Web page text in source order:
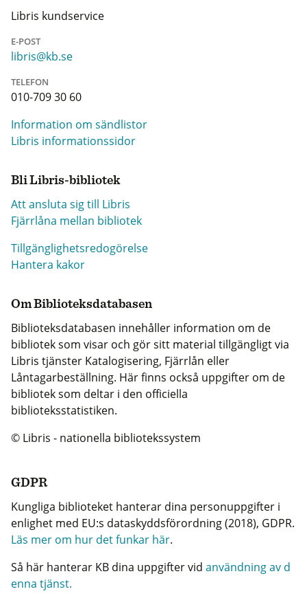
Libris kundservice
E-POST
libris@kb.se
TELEFON
010-709 30 60
Information om sändlistor
Libris informationssidor
Bli Libris-bibliotek
Att ansluta sig till Libris
Fjärrlåna mellan bibliotek
Tillgänglighetsredogörelse
Hantera kakor
Om Biblioteksdatabasen
Biblioteksdatabasen innehåller information om de
bibliotek som visar och gör sitt material tillgängligt via
Libris tjänster Katalogisering, Fjärrlån eller
Låntagarbeställning. Här finns också uppgifter om de
bibliotek som deltar i den officiella
biblioteksstatistiken.
© Libris - nationella bibliotekssystem
GDPR
Kungliga biblioteket hanterar dina personuppgifter i
enlighet med EU:s dataskyddsförordning (2018), GDPR.
Läs mer om hur det funkar här.
Så här hanterar KB dina uppgifter vid användning av d
enna tjänst.